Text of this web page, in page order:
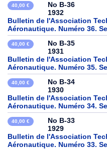
40,00 €
No B-36
1932
Bulletin de l'Association
Aéronautique. Numéro 36.
40,00 €
No B-35
1931
Bulletin de l'Association
Aéronautique. Numéro 35.
40,00 €
No B-34
1930
Bulletin de l'Association
Aéronautique. Numéro 34.
40,00 €
No B-33
1929
Bulletin de l'Association
Aéronautique. Numéro 33.